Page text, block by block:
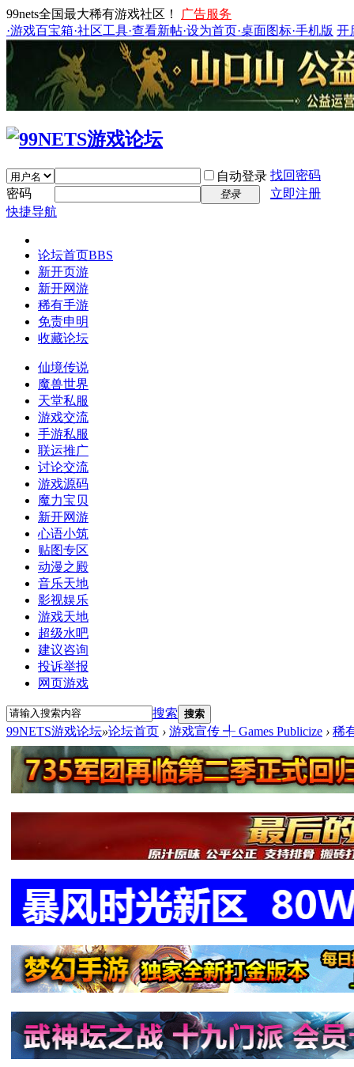
99nets全国最大稀有游戏社区！
广告服务
·游戏百宝箱·社区工具·查看新帖·设为首页·桌面图标·手机版 开
自动登录 找回密码
密码
登录
立即注册
快捷导航
论坛首页BBS
新开页游
新开网游
稀有手游
免责申明
收藏论坛
仙境传说
魔兽世界
天堂私服
游戏交流
手游私服
联运推广
讨论交流
游戏源码
魔力宝贝
新开网游
心语小筑
贴图专区
动漫之殿
音乐天地
影视娱乐
游戏天地
超级水吧
建议咨询
投诉举报
网页游戏
搜索 搜索
99NETS游戏论坛»论坛首页 › 游戏宣传 ╃ Games Publicize › 稀